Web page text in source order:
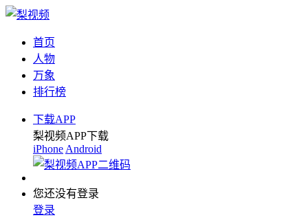
首页
人物
万象
排行榜
下载APP
梨视频APP下载
iPhone Android
您还没有登录
登录